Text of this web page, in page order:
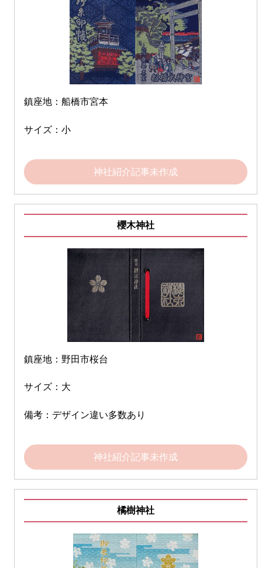
鎮座地：船橋市宮本
サイズ：小
神社紹介記事未作成
櫻木神社
鎮座地：野田市桜台
サイズ：大
備考：デザイン違い多数あり
神社紹介記事未作成
橘樹神社